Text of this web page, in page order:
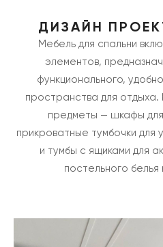
ДИЗАЙН
Мебель для спальни
элементов,
функционального,
пространства для отдыха.
предметы — шкафы
прикроватные тумбочки для
и тумбы с ящиками для
постельного